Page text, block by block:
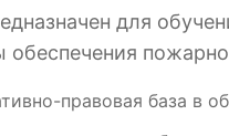
для
обеспечения
правовая база в